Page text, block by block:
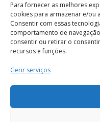
Para fornecer as melhores
cookies para armazenar e/ou
Consentir com essas
comportamento de
consentir ou retirar o
recursos e funções.
Gerir serviços
Termos e Condições
os direitos